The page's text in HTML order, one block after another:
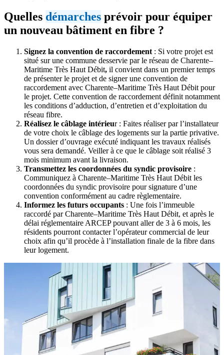
Quelles démarches prévoir pour équiper
un nouveau bâtiment en fibre ?
Signez la convention de raccordement : Si votre projet est
situé sur une commune desservie par le réseau de Charente–
Maritime Très Haut Débit, il convient dans un premier temps
de présenter le projet et de signer une convention de
raccordement avec Charente–Maritime Très Haut Débit pour
le projet. Cette convention de raccordement définit notamment
les conditions d’adduction, d’entretien et d’exploitation du
réseau fibre.
Réalisez le câblage intérieur : Faites réaliser par l’installateur
de votre choix le câblage des logements sur la partie privative.
Un dossier d’ouvrage exécuté indiquant les travaux réalisés
vous sera demandé. Veiller à ce que le câblage soit réalisé 3
mois minimum avant la livraison.
Transmettez les coordonnées du syndic provisoire :
Communiquez à Charente–Maritime Très Haut Débit les
coordonnées du syndic provisoire pour signature d’une
convention conformément au cadre règlementaire.
Informez les futurs occupants : Une fois l’immeuble
raccordé par Charente–Maritime Très Haut Débit, et après le
délai réglementaire ARCEP pouvant aller de 3 à 6 mois, les
résidents pourront contacter l’opérateur commercial de leur
choix afin qu’il procède à l’installation finale de la fibre dans
leur logement.